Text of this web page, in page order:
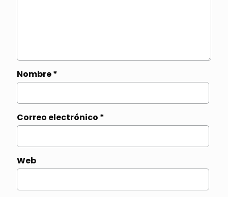
Nombre*
Correo electrónico *
Web